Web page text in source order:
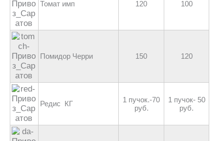
Томат имп 120 100
Помидор Черри 150 120
Редис КГ
1 пучок.-70
руб.
1 пучок- 50
руб.